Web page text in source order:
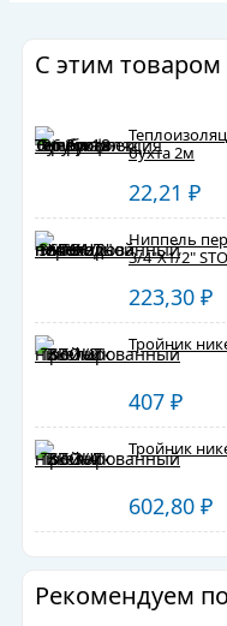
С этим
бухта 2м
22,21 ₽
Ниппель
3/4"X1/2"
223,30 ₽
Тройник
407 ₽
Тройник
602,80 ₽
Рекомендуем